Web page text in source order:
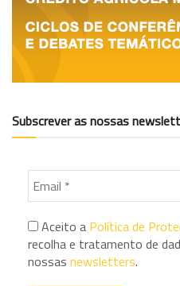
Subscrever as nossas
Aceito a Política de
recolha e tratamento de
nossas newsletters.